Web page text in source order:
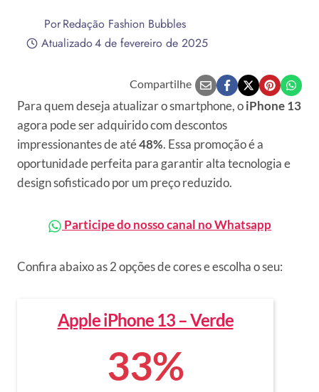
PorRedação Fashion Bubbles
Atualizado4 de fevereiro de 2025
Compartilhe
Para quem deseja atualizar o smartphone, oiPhone 13
agora pode ser adquirido com descontos
impressionantes de até48%. Essa promoção é a
oportunidade perfeita para garantir alta tecnologia e
design sofisticado por um preço reduzido.
Participe do nosso canal no Whatsapp
Confira abaixo as 2 opções de cores e escolha o seu:
Apple iPhone 13 – Verde
33%